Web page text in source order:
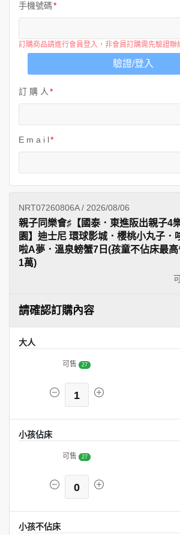
手機號碼
訂購商品請進行會員登入，非會員訂購需先驗證聯
驗證/登入
訂 購 人
E m a i l
NRT07260806A / 2026/08/06
親子同樂會♯【國泰．東進阪出親子4
園】迪士尼 環球影城．櫻桃小丸子．
啦A夢．溫泉螃蟹7日(孩童不佔床最高
1萬)
請確認訂購內容
大人
可售 27
1
小孩佔床
可售 27
0
小孩不佔床